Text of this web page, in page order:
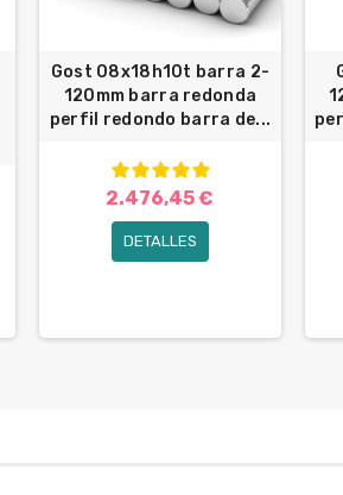
Gost 08x18h10t barra 2-
120mm barra redonda
perfil redondo barra de...
2.476,45 €
DETALLES